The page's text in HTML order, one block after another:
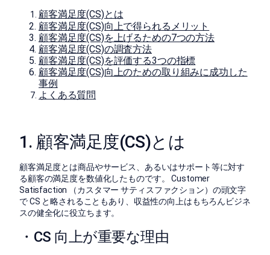
顧客満足度(CS)とは
顧客満足度(CS)向上で得られるメリット
顧客満足度(CS)を上げるための7つの方法
顧客満足度(CS)の調査方法
顧客満足度(CS)を評価する3つの指標
顧客満足度(CS)向上のための取り組みに成功した
事例
よくある質問
1. 顧客満足度(CS)とは
顧客満足度とは商品やサービス、あるいはサポート等に対す
る顧客の満足度を数値化したものです。 Customer
Satisfaction （カスタマー サティスファクション）の頭文字
で CS と略されることもあり、収益性の向上はもちろんビジネ
スの健全化に役立ちます。
・CS 向上が重要な理由